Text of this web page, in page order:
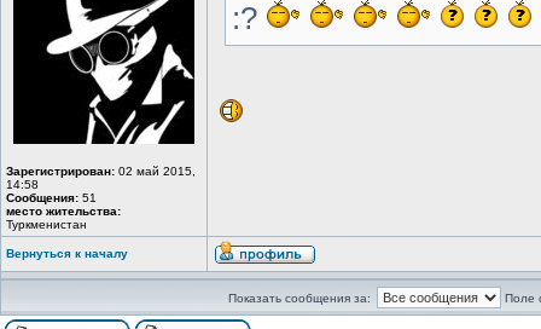
Зарегистрирован: 02 май 2015,
14:58
Сообщения: 51
место жительства:
Туркменистан
:?
Вернуться к началу
Показать сообщения за: Поле